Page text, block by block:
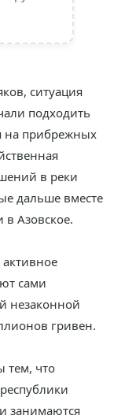
ситуация
подходить
на прибрежных
в реки
дальше вместе
в Азовское.
сами
незаконной
гривен.
тем, что
занимаются